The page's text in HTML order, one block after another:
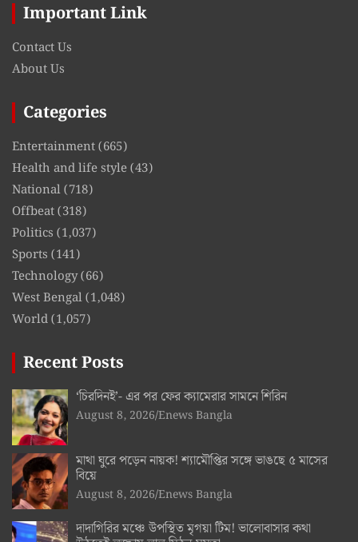
Important Link
Contact Us
About Us
Categories
Entertainment(665)
Health and life style(43)
National(718)
Offbeat(318)
Politics (1,037)
Sports (141)
Technology(66)
West Bengal(1,048)
World(1,057)
Recent Posts
‘চিরদিনই’- এর পর ফের ক্যামেরার সামনে শিরিন
August 8, 2026 Enews Bangla
মাথা ঘুরে পড়েন নায়ক! শ্যামৌপ্তির সঙ্গে ভাঙছে ৫ মাসের
বিয়ে
August 8, 2026 Enews Bangla
দাদাগিরির মঞ্চে উপস্থিত মৃগয়া টিম! ভালোবাসার কথা